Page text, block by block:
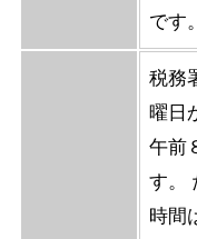
です。
税務
曜日
午前
す。
時間